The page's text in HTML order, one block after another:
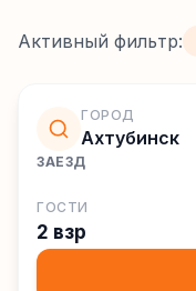
Активный фильтр:
ГОРОД
Ахтубинск
ЗАЕЗД
ГОСТИ
2 взр